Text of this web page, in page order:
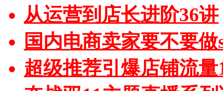
从运营到店长进阶36讲
国内电商卖家要不要做
超级推荐引爆店铺流量